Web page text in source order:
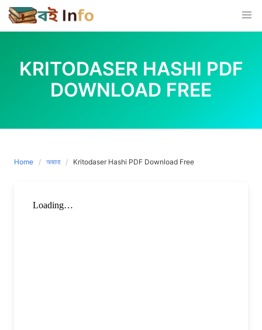
Skip
to
content
KRITODASER HASHI PDF
DOWNLOAD FREE
Home অজানা Kritodaser Hashi PDF Download Free